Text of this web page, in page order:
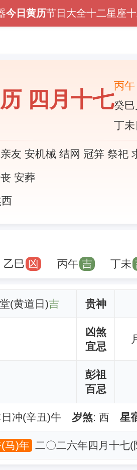
今日黄历节日大全十二星座
四月十七
丙
癸巳
丁未
友 安机械 结网 冠笄 祭祀
安葬
乙巳 凶 丙午 吉 丁未
(黄道日)吉 贵神
凶煞
宜忌
彭祖
百忌
日冲(辛丑)牛岁煞: 西星
马)年 二〇二六年四月十七(